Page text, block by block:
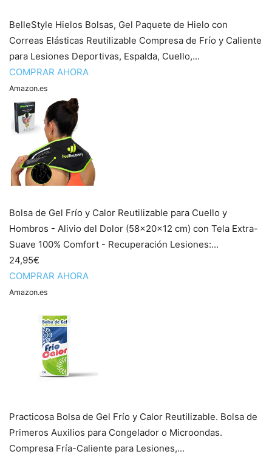
BelleStyle Hielos Bolsas, Gel Paquete de Hielo con
Correas Elásticas Reutilizable Compresa de Frío y Caliente
para Lesiones Deportivas, Espalda, Cuello,...
COMPRAR AHORA
Amazon.es
Bolsa de Gel Frío y Calor Reutilizable para Cuello y
Hombros - Alivio del Dolor (58x20x12 cm) con Tela Extra-
Suave 100% Comfort - Recuperación Lesiones:...
24,95€
COMPRAR AHORA
Amazon.es
Practicosa Bolsa de Gel Frío y Calor Reutilizable. Bolsa de
Primeros Auxilios para Congelador o Microondas.
Compresa Fría-Caliente para Lesiones,...